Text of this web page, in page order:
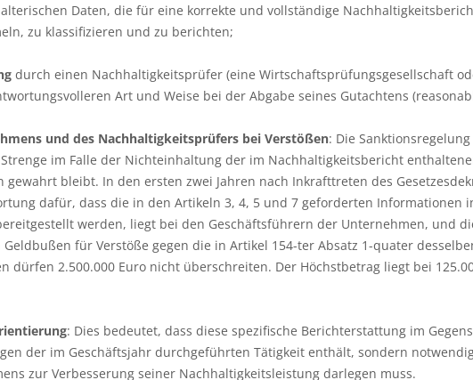
Daten, die für eine korrekte und vollständige
zu klassifizieren und zu berichten;
durch einen Nachhaltigkeitsprüfer (eine Wirtschaftsprüfungsgesellschaft
Art und Weise bei der Abgabe seines Gutachtens
und des Nachhaltigkeitsprüfers bei Verstößen: Die
im Falle der Nichteinhaltung der im Nachhaltigkeitsbericht
bleibt. In den ersten zwei Jahren nach Inkrafttreten des
dafür, dass die in den Artikeln 3, 4, 5 und 7 geforderten
werden, liegt bei den Geschäftsführern der Unternehmen, und
Geldbußen für Verstöße gegen die in Artikel 154-ter Absatz 1-quater
dürfen 2.500.000 Euro nicht überschreiten. Der Höchstbetrag liegt bei
: Dies bedeutet, dass diese spezifische Berichterstattung im
der im Geschäftsjahr durchgeführten Tätigkeit enthält, sondern
zur Verbesserung seiner Nachhaltigkeitsleistung darlegen muss.